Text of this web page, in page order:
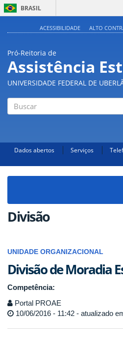
BRASIL
ACESSIBILIDADE ALTO
Pró-Reitoria de
Assistência
UNIVERSIDADE FEDERAL DE
Dados abertos Serviços
Divisão
UNIDADE ORGANIZACIONAL
Divisão de Moradia
Competência:
Portal PROAE
10/06/2016 - 11:42 - atualizado